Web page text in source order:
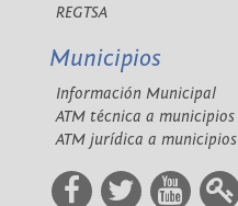
REGTSA
Municipios
Información Municipal
ATM técnica a municipios
ATM jurídica a municipios